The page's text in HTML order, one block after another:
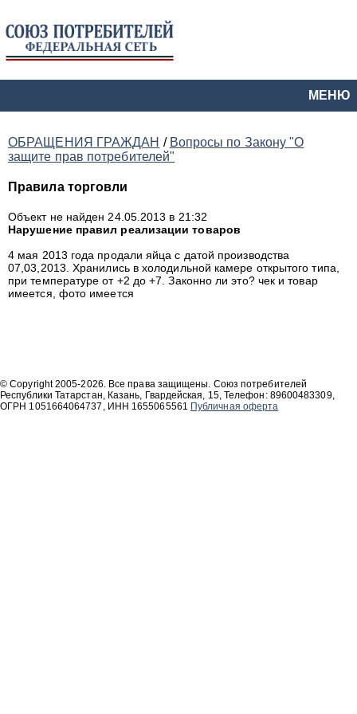
МЕНЮ
ОБРАЩЕНИЯ ГРАЖДАН / Вопросы по Закону "О
защите прав потребителей"
Правила торговли
Объект не найден 24.05.2013 в 21:32
Нарушение правил реализации товаров
4 мая 2013 года продали яйца с датой производства
07,03,2013. Хранились в холодильной камере открытого типа,
при температуре от +2 до +7. Законно ли это? чек и товар
имеется, фото имеется
© Copyright 2005-2026. Все права защищены. Союз потребителей
Республики Татарстан, Казань, Гвардейская, 15, Телефон: 89600483309,
ОГРН 1051664064737, ИНН 1655065561 Публичная оферта